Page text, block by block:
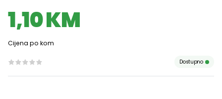
1,10 KM
Cijena po kom
Dostupno